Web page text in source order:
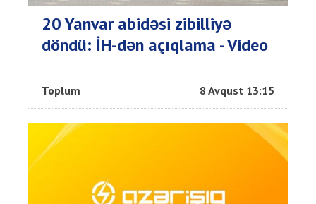
20 Yanvar abidəsi zibilliyə
döndü: İH-dən açıqlama - Video
Toplum 8 Avqust 13:15